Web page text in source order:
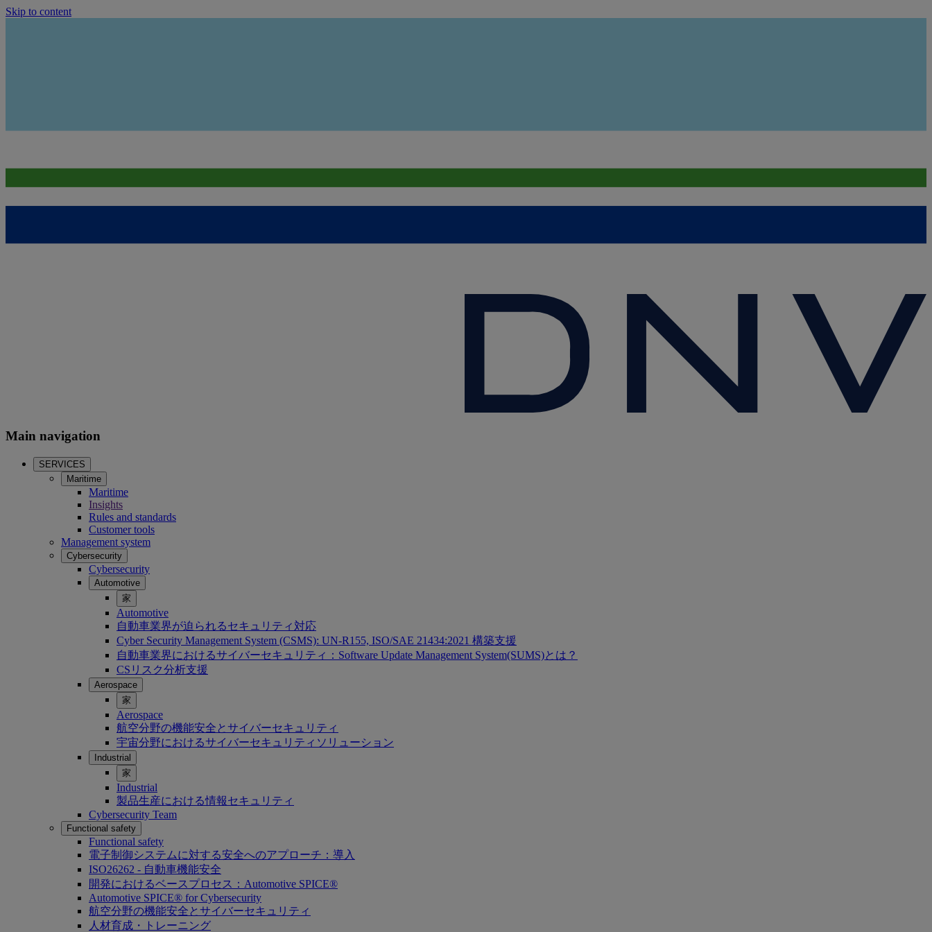
Skip to content
Main navigation
SERVICES
Maritime
Maritime
Insights
Rules and standards
Customer tools
Management system
Cybersecurity
Cybersecurity
Automotive
家
Automotive
自動車業界が迫られるセキュリティ対応
Cyber Security Management System (CSMS): UN-R155, ISO/SAE 21434:2021 構築支援
自動車業界におけるサイバーセキュリティ：Software Update Management System(SUMS)とは？
CSリスク分析支援
Aerospace
家
Aerospace
航空分野の機能安全とサイバーセキュリティ
宇宙分野におけるサイバーセキュリティソリューション
Industrial
家
Industrial
製品生産における情報セキュリティ
Cybersecurity Team
Functional safety
Functional safety
電子制御システムに対する安全へのアプローチ：導入
ISO26262 - 自動車機能安全
開発におけるベースプロセス：Automotive SPICE®
Automotive SPICE® for Cybersecurity
航空分野の機能安全とサイバーセキュリティ
人材育成・トレーニング